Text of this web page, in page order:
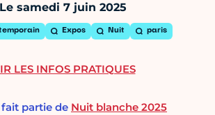
Le samedi 7 juin 2025
Expos Nuit paris
partie de Nuit blanche 2025
LES INFOS PRATIQUES